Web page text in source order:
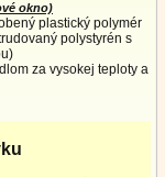
okno)
plastický polymér
polystyrén s
za vysokej teploty a